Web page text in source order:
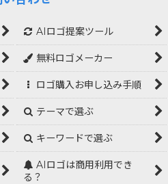
AIロゴ提案ツール
無料ロゴメーカー
ロゴ購入お申し込み手順
テーマで選ぶ
キーワードで選ぶ
AIロゴは商用利用でき
る？